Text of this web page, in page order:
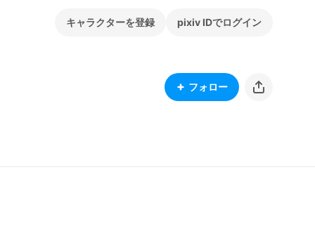
キャラクターを登録 pixiv IDでログイン
フォロー